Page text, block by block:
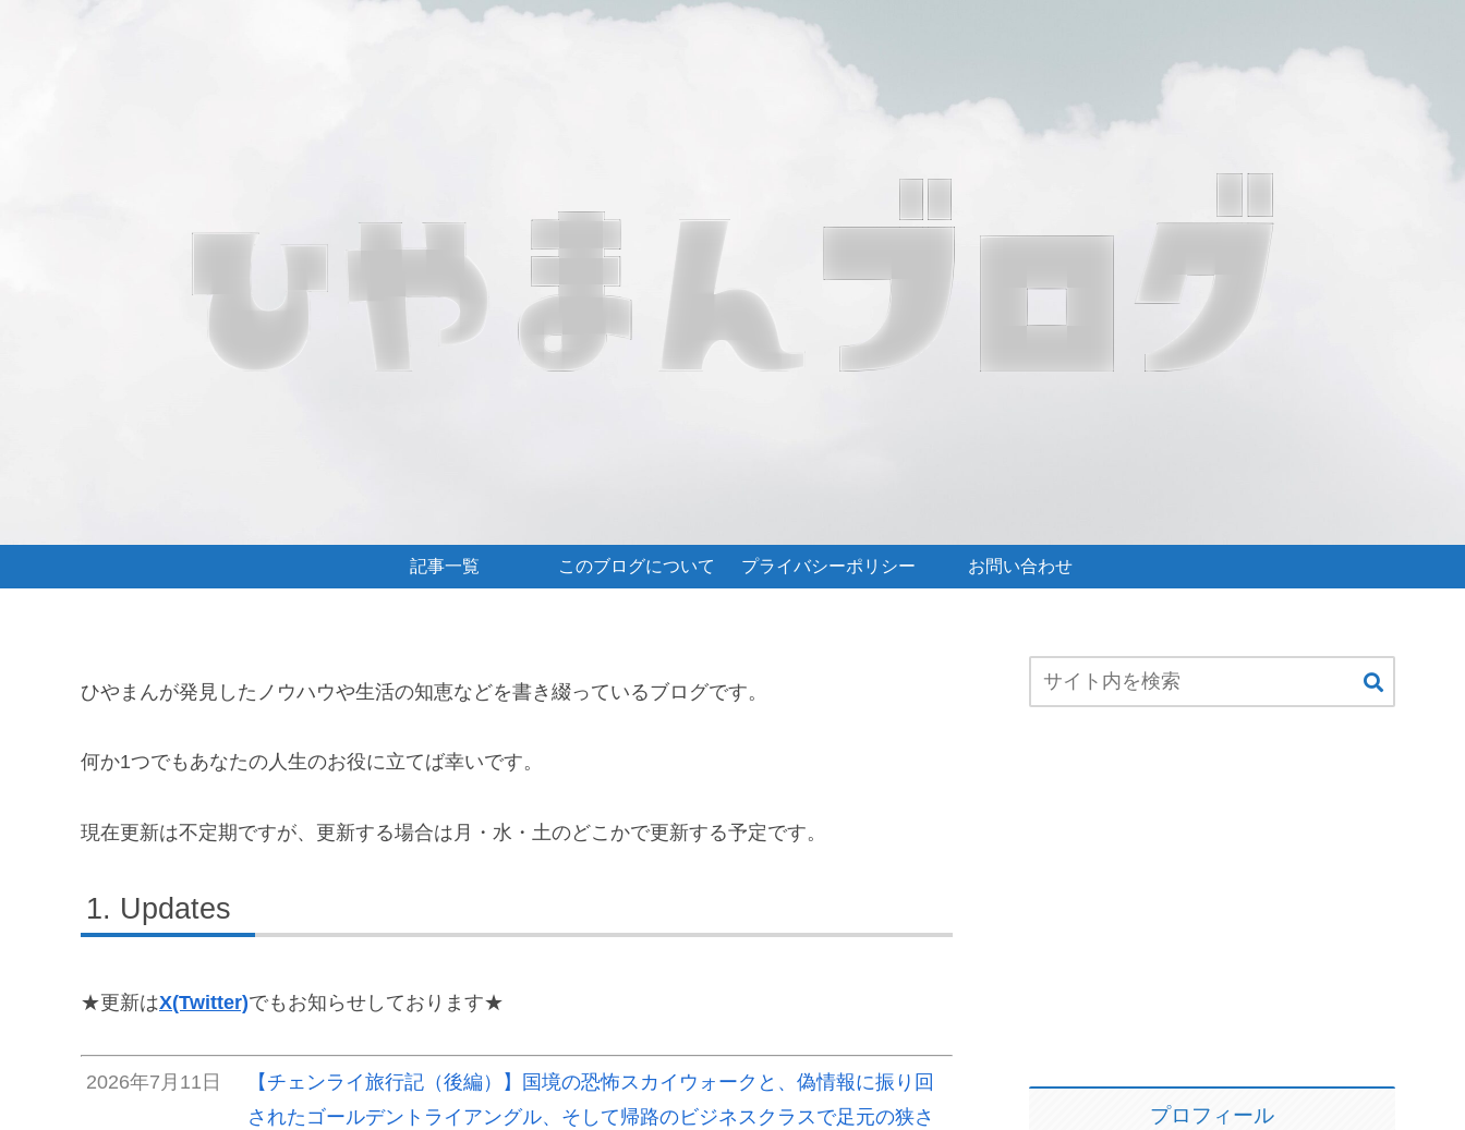
記事一覧 このブログについて プライバシーポリシー お問い合わせ
ひやまんが発見したノウハウや生活の知恵などを書き綴っているブログです。
何か1つでもあなたの人生のお役に立てば幸いです。
現在更新は不定期ですが、更新する場合は月・水・土のどこかで更新する予定です。
Updates
★更新はX(Twitter)でもお知らせしております★
2026年7月11日
【チェンライ旅行記（後編）】国境の恐怖スカイウォークと、偽情報に振り回
されたゴールデントライアングル、そして帰路のビジネスクラスで足元の狭さ
プロフィール